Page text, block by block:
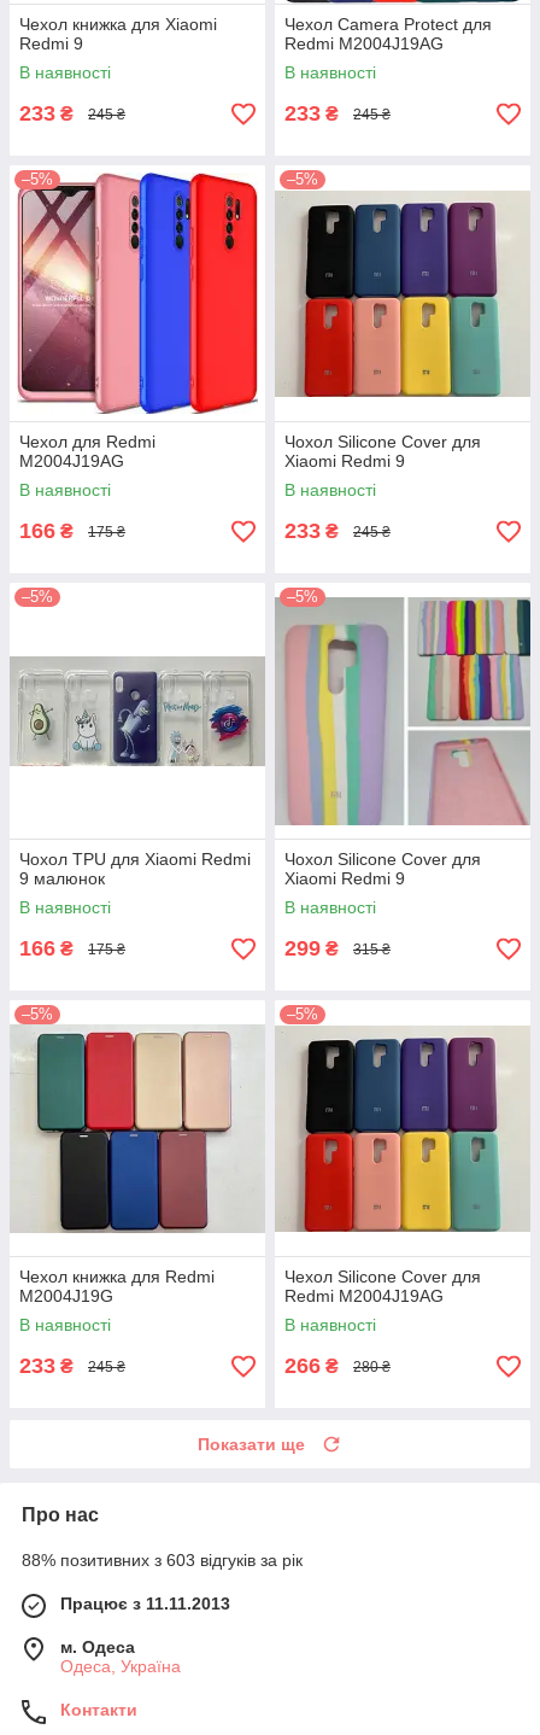
Чехол книжка для Xiaomi
Redmi 9
В наявності
233 ₴ 245 ₴
Чехол Camera Protect для
Redmi M2004J19AG
В наявності
233 ₴ 245 ₴
–5%
Чехол для Redmi
M2004J19AG
В наявності
166 ₴ 175 ₴
–5%
Чохол Silicone Cover для
Xiaomi Redmi 9
В наявності
233 ₴ 245 ₴
–5%
Чохол TPU для Xiaomi Redmi
9 малюнок
В наявності
166 ₴ 175 ₴
–5%
Чохол Silicone Cover для
Xiaomi Redmi 9
В наявності
299 ₴ 315 ₴
–5%
Чехол книжка для Redmi
M2004J19G
В наявності
233 ₴ 245 ₴
–5%
Чехол Silicone Cover для
Redmi M2004J19AG
В наявності
266 ₴ 280 ₴
Показати ще
Про нас
88% позитивних з 603 відгуків за рік
Працює з 11.11.2013
м. Одеса
Одеса, Україна
Контакти